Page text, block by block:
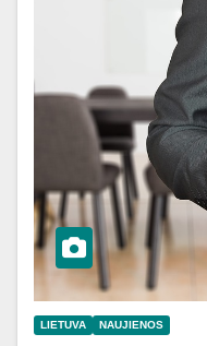
LIETUVA NAUJIENOS